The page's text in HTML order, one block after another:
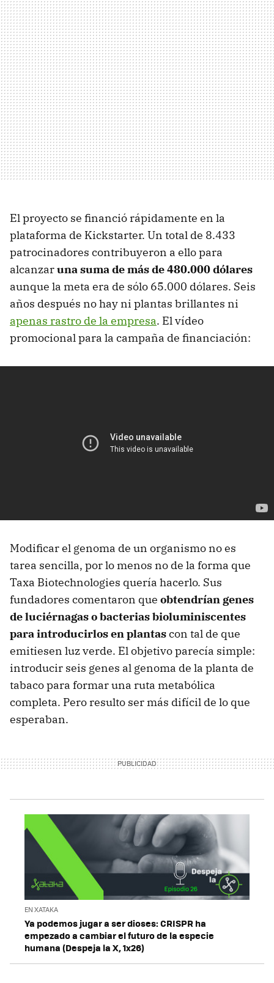
El proyecto se financió rápidamente en la
plataforma de Kickstarter. Un total de 8.433
patrocinadores contribuyeron a ello para
alcanzaruna suma de más de 480.000 dólares
aunque la meta era de sólo 65.000 dólares. Seis
años después no hay ni plantas brillantes ni
apenas rastro de la empresa. El vídeo
promocional para la campaña de financiación:
Modificar el genoma de un organismo no es
tarea sencilla, por lo menos no de la forma que
Taxa Biotechnologies quería hacerlo. Sus
fundadores comentaron que obtendrían genes
de luciérnagas o bacterias bioluminiscentes
para introducirlos en plantascon tal de que
emitiesen luz verde. El objetivo parecía simple:
introducir seis genes al genoma de la planta de
tabaco para formar una ruta metabólica
completa. Pero resulto ser más difícil de lo que
esperaban.
EN XATAKA
Ya podemos jugar a ser dioses: CRISPR ha
empezado a cambiar el futuro de la especie
humana (Despeja la X, 1x26)